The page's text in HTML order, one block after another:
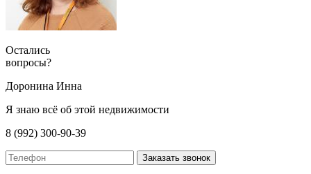
Остались
вопросы?
Доронина Инна
Я знаю всё об этой недвижимости
8 (992) 300-90-39
Заказать звонок